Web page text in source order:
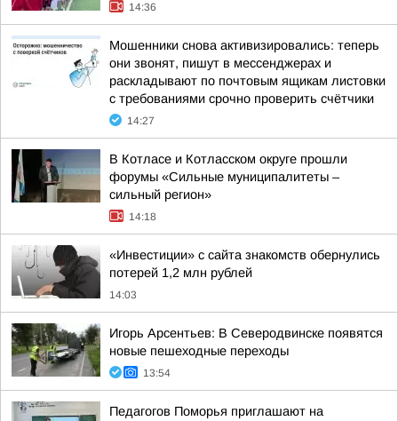
14:36
Мошенники снова активизировались: теперь
они звонят, пишут в мессенджерах и
раскладывают по почтовым ящикам листовки
с требованиями срочно проверить счётчики
14:27
В Котласе и Котласском округе прошли
форумы «Сильные муниципалитеты –
сильный регион»
14:18
«Инвестиции» с сайта знакомств обернулись
потерей 1,2 млн рублей
14:03
Игорь Арсентьев: В Северодвинске появятся
новые пешеходные переходы
13:54
Педагогов Поморья приглашают на